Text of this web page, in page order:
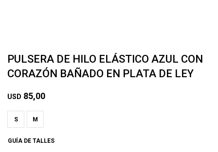
PULSERA DE HILO ELÁSTICO AZUL CON
CORAZÓN BAÑADO EN PLATA DE LEY
USD 85,00
S M
GUÍA DE TALLES